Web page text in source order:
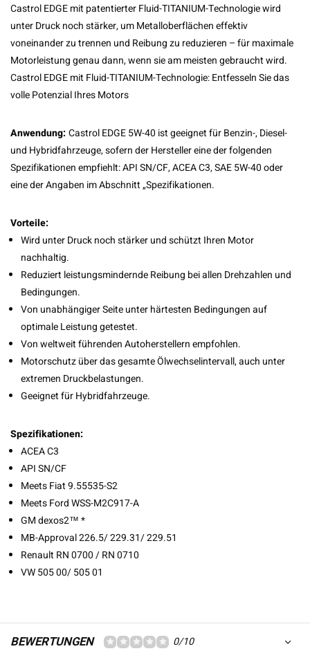
Castrol EDGE mit patentierter Fluid-TITANIUM-Technologie wird
unter Druck noch stärker, um Metalloberflächen effektiv
voneinander zu trennen und Reibung zu reduzieren – für maximale
Motorleistung genau dann, wenn sie am meisten gebraucht wird.
Castrol EDGE mit Fluid-TITANIUM-Technologie: Entfesseln Sie das
volle Potenzial Ihres Motors
Anwendung:Castrol EDGE 5W-40 ist geeignet für Benzin-, Diesel-
und Hybridfahrzeuge, sofern der Hersteller eine der folgenden
Spezifikationen empfiehlt: API SN/CF, ACEA C3, SAE 5W-40 oder
eine der Angaben im Abschnitt „Spezifikationen.
Vorteile:
Wird unter Druck noch stärker und schützt Ihren Motor
nachhaltig.
Reduziert leistungsmindernde Reibung bei allen Drehzahlen und
Bedingungen.
Von unabhängiger Seite unter härtesten Bedingungen auf
optimale Leistung getestet.
Von weltweit führenden Autoherstellern empfohlen.
Motorschutz über das gesamte Ölwechselintervall, auch unter
extremen Druckbelastungen.
Geeignet für Hybridfahrzeuge.
Spezifikationen:
ACEA C3
API SN/CF
Meets Fiat 9.55535-S2
Meets Ford WSS-M2C917-A
GM dexos2™ *
MB-Approval 226.5/ 229.31/ 229.51
Renault RN 0700 / RN 0710
VW 505 00/ 505 01
BEWERTUNGEN 0/10